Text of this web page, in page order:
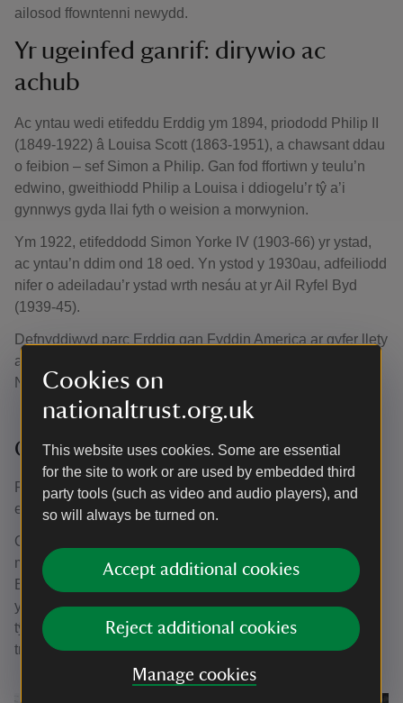
Cookies on
nationaltrust.org.uk
This website uses cookies. Some are essential
for the site to work or are used by embedded third
party tools (such as video and audio players), and
so will always be turned on.
Accept additional cookies
Reject additional cookies
Manage cookies
ailosod ffowntenni newydd.
Yr ugeinfed ganrif: dirywio ac
achub
Ac yntau wedi etifeddu Erddig ym 1894, priododd Philip II
(1849-1922) â Louisa Scott (1863-1951), a chawsant ddau
o feibion – sef Simon a Philip. Gan fod ffortiwn y teulu’n
edwino, gweithiodd Philip a Louisa i ddiogelu’r tŷ a’i
gynnwys gyda llai fyth o weision a morwynion.
Ym 1922, etifeddodd Simon Yorke IV (1903-66) yr ystad,
ac yntau’n ddim ond 18 oed. Yn ystod y 1930au, adfeiliodd
nifer o adeiladau’r ystad wrth nesáu at yr Ail Ryfel Byd
(1939-45).
Defnyddiwyd parc Erddig gan Fyddin America ar gyfer llety
a hyfforddiant cyn i Luoedd y Cynghreiriaid ymosod ar
Normandi (Diwrnod D, 6 Mehefin 1944).
Cloddio am lo
Roedd cloddio am lo wedi bod yn rhan bwysig o Erddig
ers yr ail ganrif ar bymtheg.
Ond o 1947 ymlaen, fe wynebodd Erddig un o’i beryglon
mwyaf. Adeiladwyd siafftiau yn union dan y tŷ o Bwll Glo
Bersham gerllaw. Dechreuodd adain dde’r tŷ suddo,
ymddangosodd craciau yn y waliau, llifodd dŵr i mewn i’r
tŷ trwy dyllau yn y to, ac roedd pydredd gwlyb yn rhemp
trwy’r adeilad.